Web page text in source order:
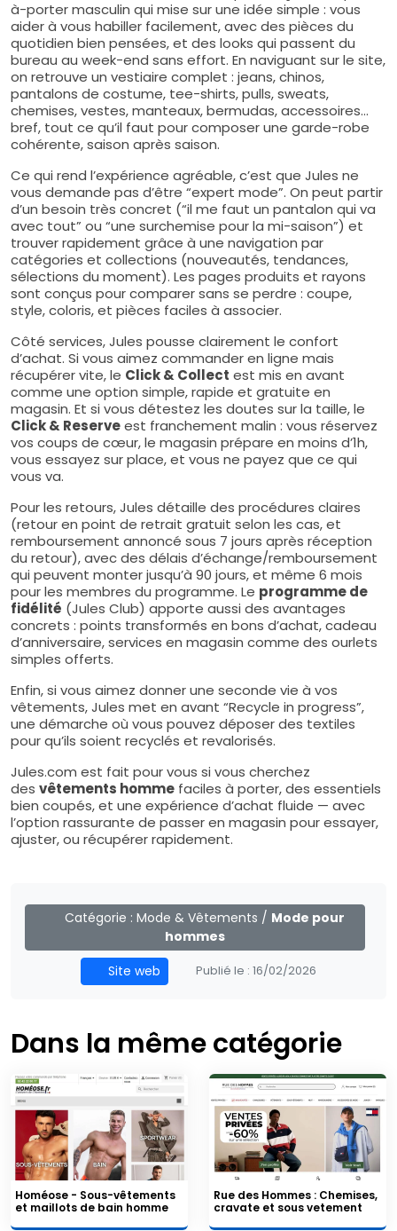
à-porter masculin qui mise sur une idée simple : vous
aider à vous habiller facilement, avec des pièces du
quotidien bien pensées, et des looks qui passent du
bureau au week-end sans effort. En naviguant sur le site,
on retrouve un vestiaire complet : jeans, chinos,
pantalons de costume, tee-shirts, pulls, sweats,
chemises, vestes, manteaux, bermudas, accessoires…
bref, tout ce qu’il faut pour composer une garde-robe
cohérente, saison après saison.
Ce qui rend l’expérience agréable, c’est que Jules ne
vous demande pas d’être “expert mode”. On peut partir
d’un besoin très concret (“il me faut un pantalon qui va
avec tout” ou “une surchemise pour la mi-saison”) et
trouver rapidement grâce à une navigation par
catégories et collections (nouveautés, tendances,
sélections du moment). Les pages produits et rayons
sont conçus pour comparer sans se perdre : coupe,
style, coloris, et pièces faciles à associer.
Côté services, Jules pousse clairement le confort
d’achat. Si vous aimez commander en ligne mais
récupérer vite, le Click & Collect est mis en avant
comme une option simple, rapide et gratuite en
magasin. Et si vous détestez les doutes sur la taille, le
Click & Reserveest franchement malin : vous réservez
vos coups de cœur, le magasin prépare en moins d’1h,
vous essayez sur place, et vous ne payez que ce qui
vous va.
Pour les retours, Jules détaille des procédures claires
(retour en point de retrait gratuit selon les cas, et
remboursement annoncé sous 7 jours après réception
du retour), avec des délais d’échange/remboursement
qui peuvent monter jusqu’à 90 jours, et même 6 mois
pour les membres du programme. Le programme de
fidélité (Jules Club) apporte aussi des avantages
concrets : points transformés en bons d’achat, cadeau
d’anniversaire, services en magasin comme des ourlets
simples offerts.
Enfin, si vous aimez donner une seconde vie à vos
vêtements, Jules met en avant “Recycle in progress”,
une démarche où vous pouvez déposer des textiles
pour qu’ils soient recyclés et revalorisés.
Jules.com est fait pour vous si vous cherchez
des vêtements homme faciles à porter, des essentiels
bien coupés, et une expérience d’achat fluide — avec
l’option rassurante de passer en magasin pour essayer,
ajuster, ou récupérer rapidement.
Catégorie : Mode & Vêtements / Mode pour
hommes
Site web
Publié le : 16/02/2026
Dans la même catégorie
Homéose - Sous-vêtements
et maillots de bain homme
Rue des Hommes : Chemises,
cravate et sous vetement